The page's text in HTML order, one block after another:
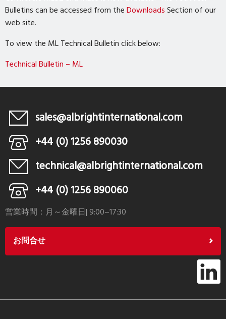
Bulletins can be accessed from theDownloadsSection of our
web site.
To view the ML Technical Bulletin click below:
Technical Bulletin – ML
sales@albrightinternational.com
+44 (0) 1256 890030
technical@albrightinternational.com
+44 (0) 1256 890060
営業時間：月～金曜日| 9:00~17:30
お問合せ